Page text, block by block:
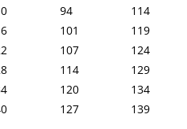
94
114
101
119
107
124
114
129
120
134
127 139